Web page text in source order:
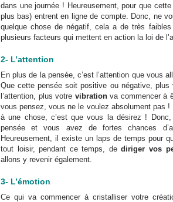
dans une journée ! Heureusement, pour que
plus bas) entrent en ligne de compte. Donc, ne
quelque chose de négatif, cela a de très
plusieurs facteurs qui mettent en action la loi de
2- L’attention
En plus de la pensée, c’est l’attention que vous
Que cette pensée soit positive ou négative,
l’attention, plus votre vibrationva commencer à
vous pensez, vous ne le voulez absolument pas
à une chose, c’est que vous la désirez !
pensée et vous avez de fortes chances
Heureusement, il existe un laps de temps pour
tout loisir, pendant ce temps, dediriger vos
allons y revenir également.
3- L’émotion
Ce qui va commencer à cristalliser votre